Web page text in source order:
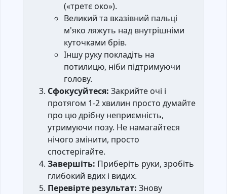
(«третє око»).
Великий та вказівний пальці
м'яко ляжуть над внутрішніми
куточками брів.
Іншу руку покладіть на
потилицю, ніби підтримуючи
голову.
Сфокусуйтеся: Закрийте очі і
протягом 1-2 хвилин просто думайте
про цю дрібну неприємність,
утримуючи позу. Не намагайтеся
нічого змінити, просто
спостерігайте.
Завершіть: Приберіть руки, зробіть
глибокий вдих і видих.
Перевірте результат: Знову